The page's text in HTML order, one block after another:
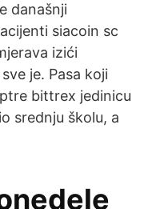
današnji
siacoin sc
izići
je. Pasa koji
bittrex jedinicu
srednju školu, a